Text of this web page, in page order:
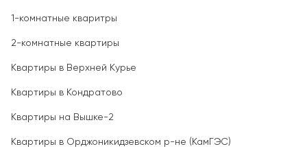
1-комнатные кваритры
2-комнатные квартиры
Квартиры в Верхней Курье
Квартиры в Кондратово
Квартиры на Вышке-2
Квартиры в Орджоникидзевском р-не (КамГЭС)